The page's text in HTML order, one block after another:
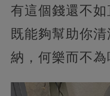
有這個錢還不如
既能夠幫助你
納，何樂而不為